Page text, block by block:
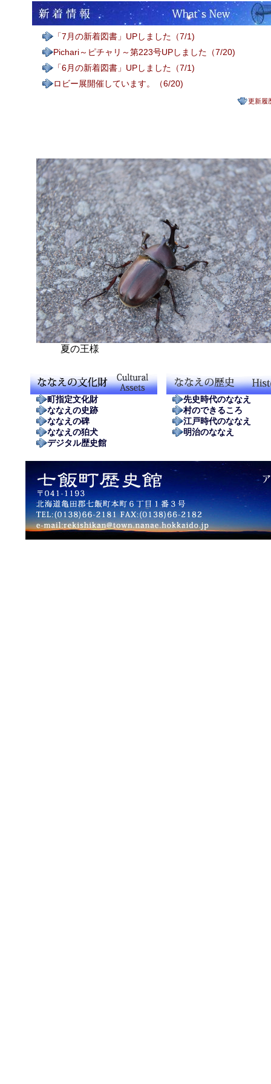
「7月の新着図書」UPしました（7/1)
Pichari～ピチャリ～第223号UPしました（7/20)
「6月の新着図書」UPしました（7/1)
ロビー展開催しています。（6/20)
更新履
夏の王様
町指定文化財
ななえの史跡
ななえの碑
ななえの狛犬
デジタル歴史館
先史時代のななえ
村のできるころ
江戸時代のななえ
明治のななえ